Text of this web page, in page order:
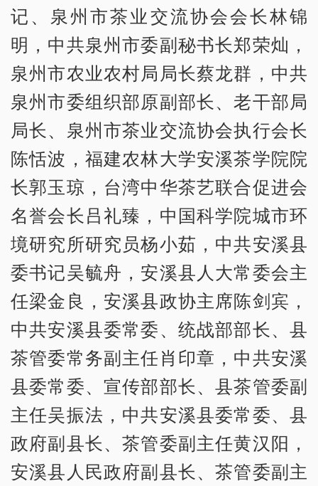
记、泉州市茶业交流协会会长林锦
明，中共泉州市委副秘书长郑荣灿，
泉州市农业农村局局长蔡龙群，中共
泉州市委组织部原副部长、老干部局
局长、泉州市茶业交流协会执行会长
陈恬波，福建农林大学安溪茶学院院
长郭玉琼，台湾中华茶艺联合促进会
名誉会长吕礼臻，中国科学院城市环
境研究所研究员杨小茹，中共安溪县
委书记吴毓舟，安溪县人大常委会主
任梁金良，安溪县政协主席陈剑宾，
中共安溪县委常委、统战部部长、县
茶管委常务副主任肖印章，中共安溪
县委常委、宣传部部长、县茶管委副
主任吴振法，中共安溪县委常委、县
政府副县长、茶管委副主任黄汉阳，
安溪县人民政府副县长、茶管委副主